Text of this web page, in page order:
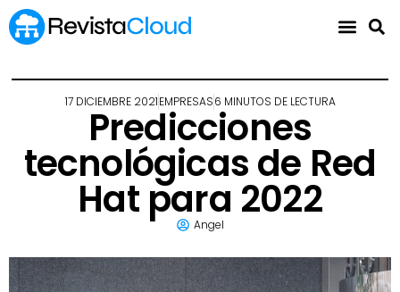
17 DICIEMBRE 2021EMPRESAS6 MINUTOS DE LECTURA
Predicciones
tecnológicas de Red
Hat para 2022
Angel